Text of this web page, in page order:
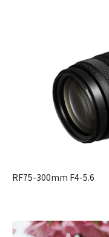
RF75-300mm F4-5.6